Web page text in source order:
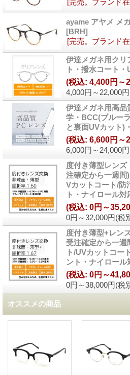
[完売。ブランド
ayame アヤメ メ
[BRH]
[完売。ブランド
伊達メガネ用クリ
ト・撥水コート
4,000円～22,000円
(税込: 4,400円～
伊達メガネ用高品
学・BCC(ブルー
と裏面UVカット)
6,000円～24,000円
(税込: 6,600円～
度付き薄型レン
注確定から一週間)
Vカットコート/防
ト・ナイロール対
0円～32,000円(税
(税込: 0円～
度付き薄型+レン
受注確定から一週
ト/UVカットコー
ント・ナイロール
0円～38,000円(税
(税込: 0円～
オススメの商品